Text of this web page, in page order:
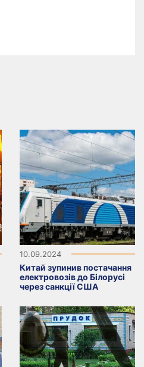
10.09.2024
Китай зупинив постачання
електровозів до Білорусі
через санкції США